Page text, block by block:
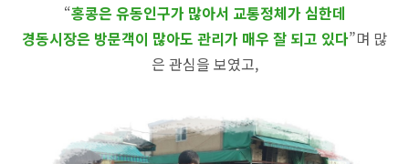
“홍콩은 유동인구가 많아서 교통정체가 심한데
경동시장은 방문객이 많아도 관리가 매우 잘 되고 있다”며 많
은 관심을 보였고,